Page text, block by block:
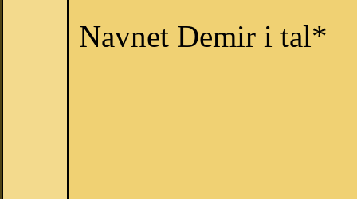
Navnet Demir i tal*